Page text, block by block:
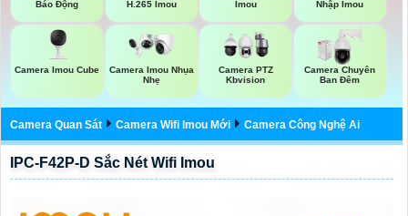
Báo Động
H.265 Imou
Imou
Nhập Imou
Camera Imou Cube
Camera Imou Nhụa
Nhẹ
Camera PTZ
Kbvision
Camera Chuyên
Ban Đêm
Camera Quan Sát Camera Wifi Imou Mới Camera Công Nghệ Ai
IPC-F42P-D Sắc Nét Wifi Imou